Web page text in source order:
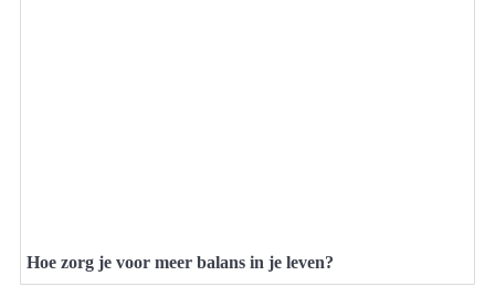
Hoe zorg je voor meer balans in je leven?